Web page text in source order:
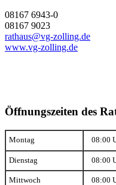
08167 6943-0
08167 9023
rathaus@vg-zolling.de
www.vg-zolling.de
Öffnungszeiten des
Montag 08:00
Dienstag 08:00
Mittwoch 08:00